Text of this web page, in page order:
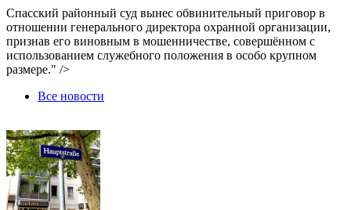
Спасский районный суд вынес обвинительный приговор в
отношении генерального директора охранной организации,
признав его виновным в мошенничестве, совершённом с
использованием служебного положения в особо крупном
размере." />
Все новости